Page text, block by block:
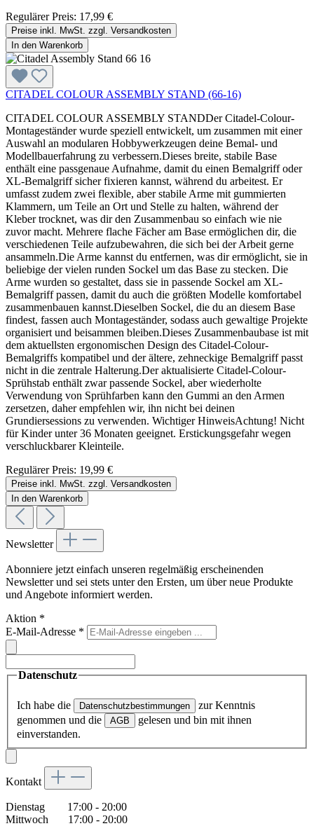
Regulärer Preis: 17,99 €
Preise inkl. MwSt. zzgl. Versandkosten
In den Warenkorb
CITADEL COLOUR ASSEMBLY STAND (66-16)
CITADEL COLOUR ASSEMBLY STANDDer Citadel-Colour-
Montageständer wurde speziell entwickelt, um zusammen mit einer
Auswahl an modularen Hobbywerkzeugen deine Bemal- und
Modellbauerfahrung zu verbessern.Dieses breite, stabile Base
enthält eine passgenaue Aufnahme, damit du einen Bemalgriff oder
XL-Bemalgriff sicher fixieren kannst, während du arbeitest. Er
umfasst zudem zwei flexible, aber stabile Arme mit gummierten
Klammern, um Teile an Ort und Stelle zu halten, während der
Kleber trocknet, was dir den Zusammenbau so einfach wie nie
zuvor macht. Mehrere flache Fächer am Base ermöglichen dir, die
verschiedenen Teile aufzubewahren, die sich bei der Arbeit gerne
ansammeln.Die Arme kannst du entfernen, was dir ermöglicht, sie in
beliebige der vielen runden Sockel um das Base zu stecken. Die
Arme wurden so gestaltet, dass sie in passende Sockel am XL-
Bemalgriff passen, damit du auch die größten Modelle komfortabel
zusammenbauen kannst.Dieselben Sockel, die du an diesem Base
findest, fassen auch Montageständer, sodass auch gewaltige Projekte
organisiert und beisammen bleiben.Dieses Zusammenbaubase ist mit
dem aktuellsten ergonomischen Design des Citadel-Colour-
Bemalgriffs kompatibel und der ältere, zehneckige Bemalgriff passt
nicht in die zentrale Halterung.Der aktualisierte Citadel-Colour-
Sprühstab enthält zwar passende Sockel, aber wiederholte
Verwendung von Sprühfarben kann den Gummi an den Armen
zersetzen, daher empfehlen wir, ihn nicht bei deinen
Grundiersessions zu verwenden. Wichtiger HinweisAchtung! Nicht
für Kinder unter 36 Monaten geeignet. Erstickungsgefahr wegen
verschluckbarer Kleinteile.
Regulärer Preis: 19,99 €
Preise inkl. MwSt. zzgl. Versandkosten
In den Warenkorb
Newsletter
Abonniere jetzt einfach unseren regelmäßig erscheinenden
Newsletter und sei stets unter den Ersten, um über neue Produkte
und Angebote informiert werden.
Aktion *
E-Mail-Adresse *
Datenschutz
Ich habe die Datenschutzbestimmungen
zur Kenntnis
genommen und die
AGB
gelesen und bin mit ihnen
einverstanden.
Kontakt
Dienstag 17:00 - 20:00
Mittwoch 17:00 - 20:00